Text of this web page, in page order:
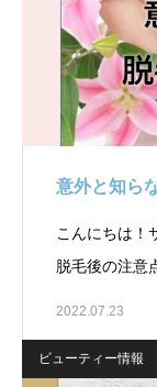
意外と知ら
こんにちは！
脱毛後の注意
2022.07.23
ビューティー情報